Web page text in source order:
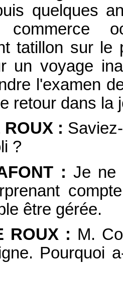
quelques
commerce
tatillon sur le
un voyage
l'examen
retour dans la
:
?
: Je ne
être gérée.
ROUX : M.
Pourquoi